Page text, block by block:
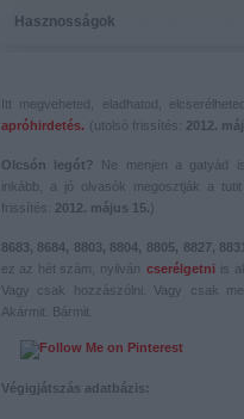
Hasznosságok
Itt megveheted, eladhatod,
apróhirdetés. (utolsó frissítés: 2012.
Olcsón legót? Ne menjen a gatyád
inkább, a jó olvasók megosztják a
frissítés: 2012. május 15.)
8683, 8684, 8803, 8804, 8805, 8827, 8831
ez az hét szám, nyilván
cserélgetni
is
Vagy csak hozzászólni. Vagy csak
Akármit. Bármit.
Végigjátszás adatbázis: